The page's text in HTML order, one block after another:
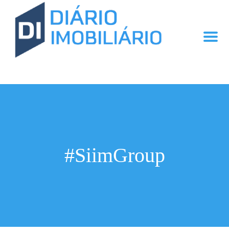
#SiimGroup